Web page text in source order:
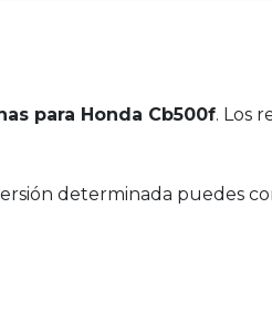
para Honda Cb500f. Los
determinada puedes